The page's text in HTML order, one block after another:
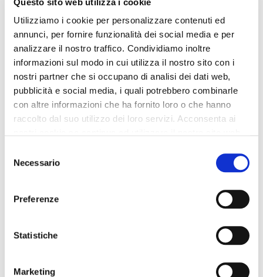
Utilizziamo i cookie per personalizzare contenuti ed
annunci, per fornire funzionalità dei social media e per
analizzare il nostro traffico. Condividiamo inoltre
informazioni sul modo in cui utilizza il nostro sito con i
nostri partner che si occupano di analisi dei dati web,
pubblicità e social media, i quali potrebbero combinarle
con altre informazioni che ha fornito loro o che hanno
raccolto dal suo utilizzo dei loro servizi. Acconsenta ai
delNecessario
Preferenze
Statistiche
Marketing